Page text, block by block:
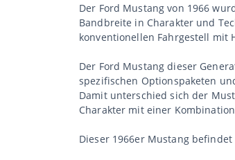
Der Ford Mustang von 1966
Bandbreite in Charakter und
konventionellen Fahrgestell mit
Der Ford Mustang dieser
spezifischen Optionspaketen
Damit unterschied sich der
Charakter mit einer
Dieser 1966er Mustang